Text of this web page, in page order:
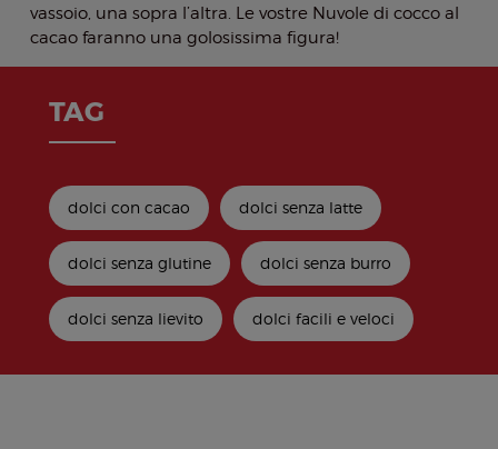
vassoio, una sopra l’altra. Le vostre Nuvole di cocco al
cacao faranno una golosissima figura!
TAG
dolci con cacao dolci senza latte
dolci senza glutine dolci senza burro
dolci senza lievito dolci facili e veloci